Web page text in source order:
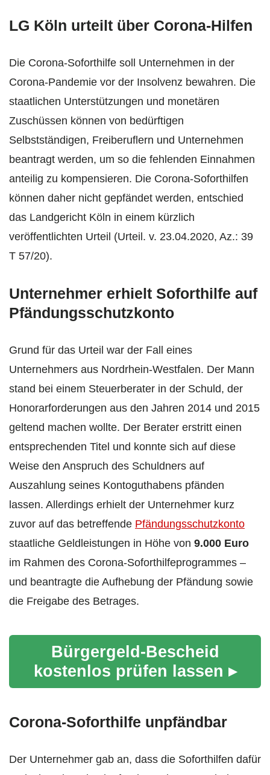
LG Köln urteilt über Corona-Hilfen
Die Corona-Soforthilfe soll Unternehmen in der
Corona-Pandemie vor der Insolvenz bewahren. Die
staatlichen Unterstützungen und monetären
Zuschüssen können von bedürftigen
Selbstständigen, Freiberuflern und Unternehmen
beantragt werden, um so die fehlenden Einnahmen
anteilig zu kompensieren. Die Corona-Soforthilfen
können daher nicht gepfändet werden, entschied
das Landgericht Köln in einem kürzlich
veröffentlichten Urteil (Urteil. v. 23.04.2020, Az.: 39
T 57/20).
Unternehmer erhielt Soforthilfe auf
Pfändungsschutzkonto
Grund für das Urteil war der Fall eines
Unternehmers aus Nordrhein-Westfalen. Der Mann
stand bei einem Steuerberater in der Schuld, der
Honorarforderungen aus den Jahren 2014 und 2015
geltend machen wollte. Der Berater erstritt einen
entsprechenden Titel und konnte sich auf diese
Weise den Anspruch des Schuldners auf
Auszahlung seines Kontoguthabens pfänden
lassen. Allerdings erhielt der Unternehmer kurz
zuvor auf das betreffende Pfändungsschutzkonto
staatliche Geldleistungen in Höhe von 9.000 Euro
im Rahmen des Corona-Soforthilfeprogrammes –
und beantragte die Aufhebung der Pfändung sowie
die Freigabe des Betrages.
Bürgergeld-Bescheid
kostenlos prüfen lassen ▸
Corona-Soforthilfe unpfändbar
Der Unternehmer gab an, dass die Soforthilfen dafür